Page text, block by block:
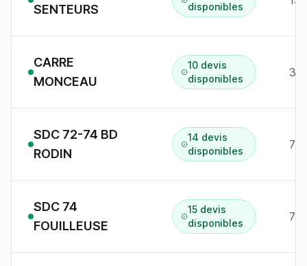
SENTEURS
disponibles
CARRE
MONCEAU
10 devis
disponibles
SDC 72-74 BD
RODIN
14 devis
disponibles
74
SDC 74
FOUILLEUSE
15 devis
disponibles
74